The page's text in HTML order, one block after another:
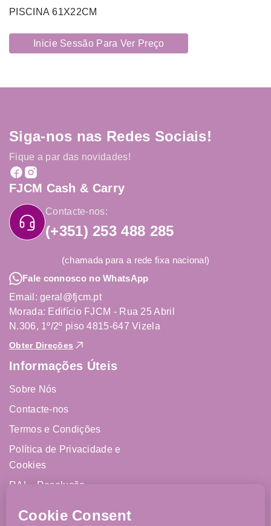
PISCINA 61X22CM
Inicie Sessão Para Ver Preço
Siga-nos nas Redes Sociais!
Fique a par das novidades!
FJCM Cash & Carry
Contacte-nos:
(+351) 253 488 285
(chamada para a rede fixa nacional)
Fale connosco no WhatsApp
Email: geral@fjcm.pt
Morada: Edifício FJCM - Rua 25 Abril
N.306, 1º/2º piso 4815-647 Vizela
Obter Direções
Informações Úteis
Sobre Nós
Contacte-nos
Termos e Condições
Política de Privacidade e
Cookies
RAL - Resolução
Livro de Reclamações